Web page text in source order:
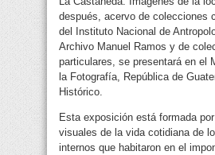
después, acervo de colecciones
del Instituto Nacional de
Archivo Manuel Ramos y de
particulares, se presentará en el
la Fotografía, República de
Histórico.
Esta exposición está formada
visuales de la vida cotidiana de
internos que habitaron en el